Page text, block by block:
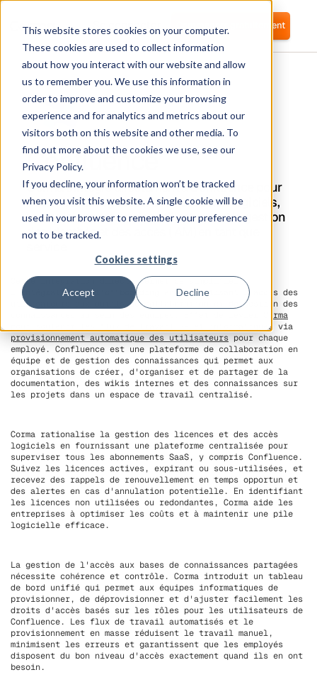
This website stores cookies on your computer.
These cookies are used to collect information
about how you interact with our website and allow
us to remember you. We use this information in
order to improve and customize your browsing
experience and for analytics and metrics about our
visitors both on this website and other media. To
find out more about the cookies we use, see our
Privacy Policy.
If you decline, your information won’t be tracked
when you visit this website. A single cookie will be
used in your browser to remember your preference
not to be tracked.
Cookies settings
Accept Decline
Se connecter Commencer gratuitement
Confluence
Corma s'intègre directement à Confluence pour
automatiser la gestion des accès aux logiciels,
le provisionnement des utilisateurs et la gestion
des identités et des accès (IAM) en tant que
Cette intégration directe permet de simplifier
l'intégration et l'offboarding en automatisant l'accès des
utilisateurs aux outils de collaboration et de gestion des
Corma
pour soutenir les flux de travail RH et informatiques via
provisionnement automatique des utilisateurs pour chaque
employé. Confluence est une plateforme de collaboration en
équipe et de gestion des connaissances qui permet aux
organisations de créer, d'organiser et de partager de la
documentation, des wikis internes et des connaissances sur
les projets dans un espace de travail centralisé.
Corma rationalise la gestion des licences et des accès
logiciels en fournissant une plateforme centralisée pour
superviser tous les abonnements SaaS, y compris Confluence.
Suivez les licences actives, expirant ou sous-utilisées, et
recevez des rappels de renouvellement en temps opportun et
des alertes en cas d'annulation potentielle. En identifiant
les licences non utilisées ou redondantes, Corma aide les
entreprises à optimiser les coûts et à maintenir une pile
logicielle efficace.
La gestion de l'accès aux bases de connaissances partagées
nécessite cohérence et contrôle. Corma introduit un tableau
de bord unifié qui permet aux équipes informatiques de
provisionner, de déprovisionner et d'ajuster facilement les
droits d'accès basés sur les rôles pour les utilisateurs de
Confluence. Les flux de travail automatisés et le
provisionnement en masse réduisent le travail manuel,
minimisent les erreurs et garantissent que les employés
disposent du bon niveau d'accès exactement quand ils en ont
besoin.